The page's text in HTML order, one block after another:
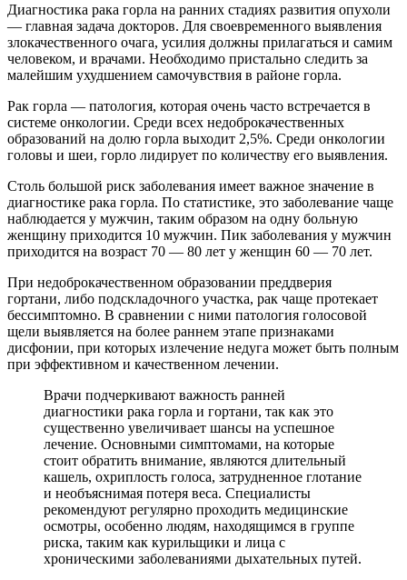
Диагностика рака горла на ранних стадиях развития опухоли
— главная задача докторов. Для своевременного выявления
злокачественного очага, усилия должны прилагаться и самим
человеком, и врачами. Необходимо пристально следить за
малейшим ухудшением самочувствия в районе горла.
Рак горла — патология, которая очень часто встречается в
системе онкологии. Среди всех недоброкачественных
образований на долю горла выходит 2,5%. Среди онкологии
головы и шеи, горло лидирует по количеству его выявления.
Столь большой риск заболевания имеет важное значение в
диагностике рака горла. По статистике, это заболевание чаще
наблюдается у мужчин, таким образом на одну больную
женщину приходится 10 мужчин. Пик заболевания у мужчин
приходится на возраст 70 — 80 лет у женщин 60 — 70 лет.
При недоброкачественном образовании преддверия
гортани, либо подскладочного участка, рак чаще протекает
бессимптомно. В сравнении с ними патология голосовой
щели выявляется на более раннем этапе признаками
дисфонии, при которых излечение недуга может быть полным
при эффективном и качественном лечении.
Врачи подчеркивают важность ранней
диагностики рака горла и гортани, так как это
существенно увеличивает шансы на успешное
лечение. Основными симптомами, на которые
стоит обратить внимание, являются длительный
кашель, охриплость голоса, затрудненное глотание
и необъяснимая потеря веса. Специалисты
рекомендуют регулярно проходить медицинские
осмотры, особенно людям, находящимся в группе
риска, таким как курильщики и лица с
хроническими заболеваниями дыхательных путей.